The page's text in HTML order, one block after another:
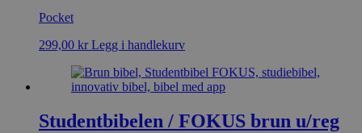
Pocket
299,00 kr Legg i handlekurv
Studentbibelen / FOKUS brun u/reg